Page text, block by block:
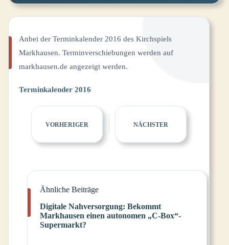
Anbei der Terminkalender 2016 des Kirchspiels
Markhausen. Terminverschiebungen werden auf
markhausen.de angezeigt werden.
Terminkalender 2016
VORHERIGER NÄCHSTER
Ähnliche Beiträge
Digitale Nahversorgung: Bekommt
Markhausen einen autonomen „C-Box“-
Supermarkt?